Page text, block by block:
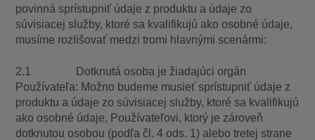
povinná sprístupniť údaje z produktu a údaje zo
súvisiacej služby, ktoré sa kvalifikujú ako osobné údaje,
musíme rozlišovať medzi tromi hlavnými scenármi:
2.1 Dotknutá osoba je žiadajúci orgán
Používateľa: Možno budeme musieť sprístupniť údaje z
produktu a údaje zo súvisiacej služby, ktoré sa kvalifikujú
ako osobné údaje, Používateľovi, ktorý je zároveň
dotknutou osobou (podľa čl. 4 ods. 1) alebo tretej strane